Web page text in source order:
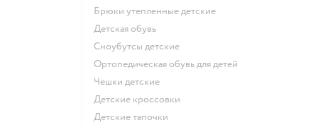
Брюки утепленные детские
Детская обувь
Сноубутсы детские
Ортопедическая обувь для детей
Чешки детские
Детские кроссовки
Детские тапочки